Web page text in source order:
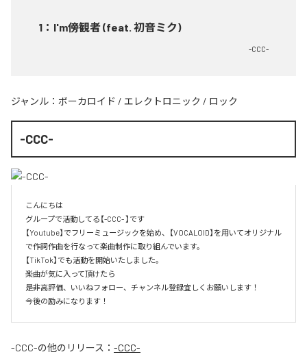
1 ： I'm傍観者 (feat. 初音ミク)
-CCC-
ジャンル： ボーカロイド / エレクトロニック / ロック
-CCC-
こんにちは
グループで活動してる【-CCC- 】です
【Youtube】でフリーミュージックを始め、【VOCALOID】を用いてオリジナル
で作詞作曲を行なって楽曲制作に取り組んでいます。
【TikTok】でも活動を開始いたしました。
楽曲が気に入って頂けたら
是非高評価、いいねフォロー、チャンネル登録宜しくお願いします！
今後の励みになります！
-CCC-の他のリリース： -CCC-